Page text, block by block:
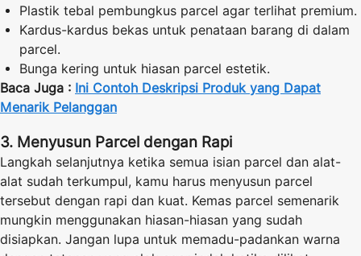
Plastik tebal pembungkus parcel agar terlihat premium.
Kardus-kardus bekas untuk penataan barang di dalam
parcel.
Bunga kering untuk hiasan parcel estetik.
Baca Juga : Ini Contoh Deskripsi Produk yang Dapat
Menarik Pelanggan
3. Menyusun Parcel dengan Rapi
Langkah selanjutnya ketika semua isian parcel dan alat-
alat sudah terkumpul, kamu harus menyusun parcel
tersebut dengan rapi dan kuat. Kemas parcel semenarik
mungkin menggunakan hiasan-hiasan yang sudah
disiapkan. Jangan lupa untuk memadu-padankan warna